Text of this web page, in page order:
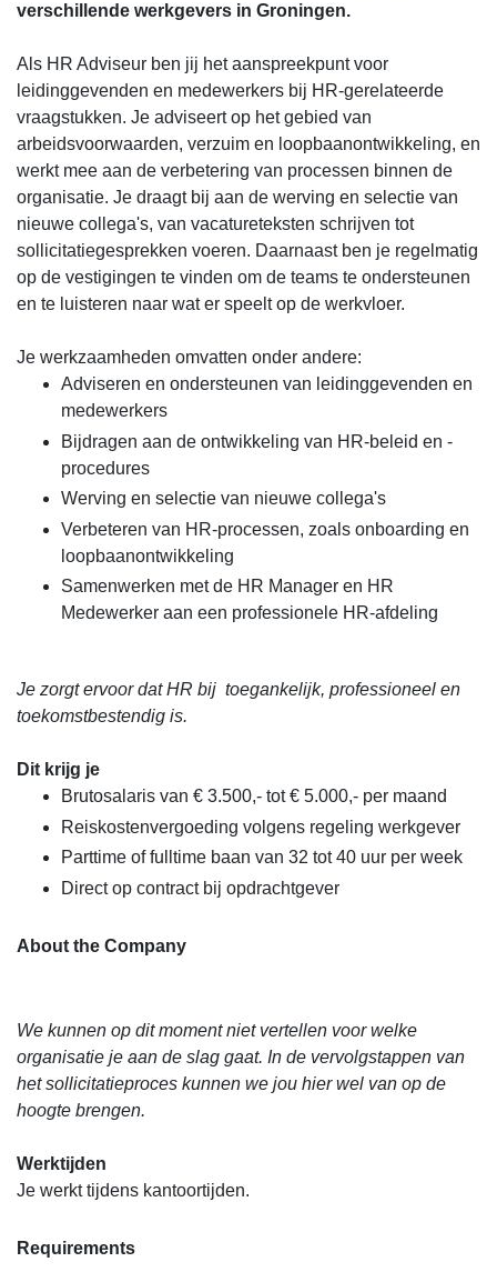
verschillende werkgevers in Groningen.
Als HR Adviseur ben jij het aanspreekpunt voor
leidinggevenden en medewerkers bij HR-gerelateerde
vraagstukken. Je adviseert op het gebied van
arbeidsvoorwaarden, verzuim en loopbaanontwikkeling, en
werkt mee aan de verbetering van processen binnen de
organisatie. Je draagt bij aan de werving en selectie van
nieuwe collega's, van vacatureteksten schrijven tot
sollicitatiegesprekken voeren. Daarnaast ben je regelmatig
op de vestigingen te vinden om de teams te ondersteunen
en te luisteren naar wat er speelt op de werkvloer.
Je werkzaamheden omvatten onder andere:
Adviseren en ondersteunen van leidinggevenden en
medewerkers
Bijdragen aan de ontwikkeling van HR-beleid en -
procedures
Werving en selectie van nieuwe collega's
Verbeteren van HR-processen, zoals onboarding en
loopbaanontwikkeling
Samenwerken met de HR Manager en HR
Medewerker aan een professionele HR-afdeling
Je zorgt ervoor dat HR bij toegankelijk, professioneel en
toekomstbestendig is.
Dit krijg je
Brutosalaris van € 3.500,- tot € 5.000,- per maand
Reiskostenvergoeding volgens regeling werkgever
Parttime of fulltime baan van 32 tot 40 uur per week
Direct op contract bij opdrachtgever
About the Company
We kunnen op dit moment niet vertellen voor welke
organisatie je aan de slag gaat. In de vervolgstappen van
het sollicitatieproces kunnen we jou hier wel van op de
hoogte brengen.
Werktijden
Je werkt tijdens kantoortijden.
Requirements